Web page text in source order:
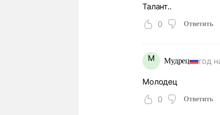
Талант..
0
Ответить
М Мудрец год
Молодец
0
Ответить